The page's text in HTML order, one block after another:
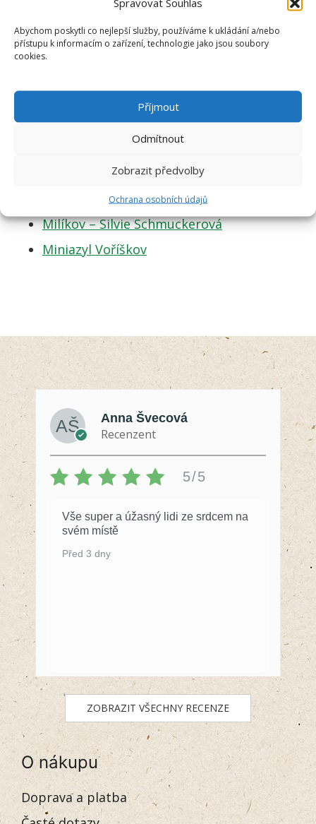
Abychom poskytli co nejlepší služby, používáme k ukládání a/nebo
přístupu k informacím o zařízení, technologie jako jsou soubory
cookies.
Příjmout
Odmítnout
Zobrazit předvolby
Ochrana osobních údajů
utulektibet.cz
JIŽ JSME POMOHLI
Psí cesta – azyl František
ForDogs z.s.
Pro Psí Voči, z.s.
Milíkov – Silvie Schmuckerová
Miniazyl Voříškov
Anna Švecová
Recenzent
5/5
Vše super a úžasný lidi ze srdcem na
svém místě
Před 3 dny
ZOBRAZIT VŠECHNY RECENZE
O nákupu
Doprava a platba